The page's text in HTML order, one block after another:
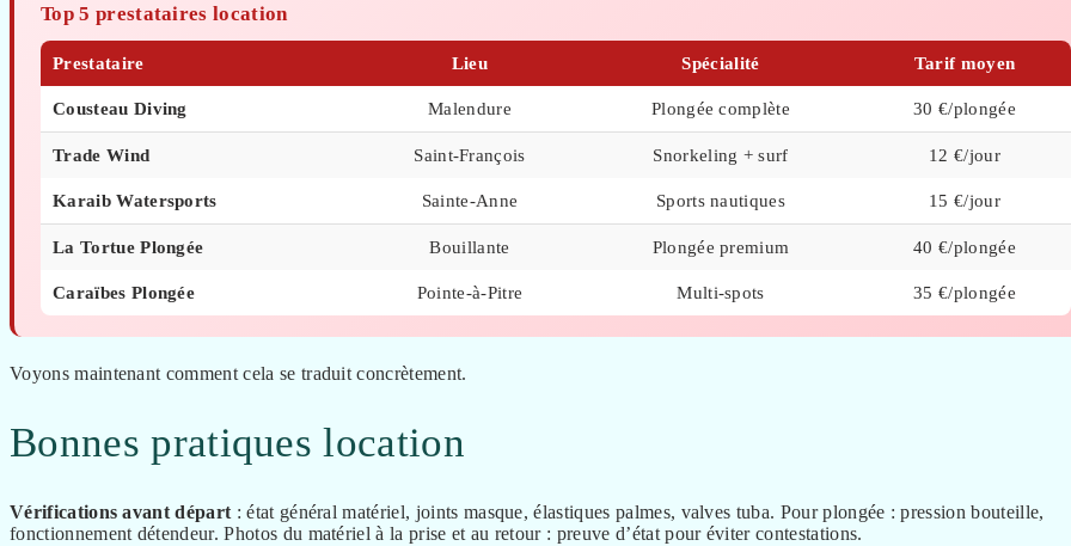
Top 5 prestataires location
Prestataire Lieu Spécialité Tarif moyen
Cousteau Diving Malendure Plongée complète 30 €/plongée
Trade Wind Saint-François Snorkeling + surf 12 €/jour
Karaib Watersports Sainte-Anne Sports nautiques 15 €/jour
La Tortue Plongée Bouillante Plongée premium 40 €/plongée
Caraïbes Plongée Pointe-à-Pitre Multi-spots 35 €/plongée
Voyons maintenant comment cela se traduit concrètement.
Bonnes pratiques location
Vérifications avant départ : état général matériel, joints masque, élastiques palmes, valves tuba. Pour plongée : pression bouteille,
fonctionnement détendeur. Photos du matériel à la prise et au retour : preuve d’état pour éviter contestations.